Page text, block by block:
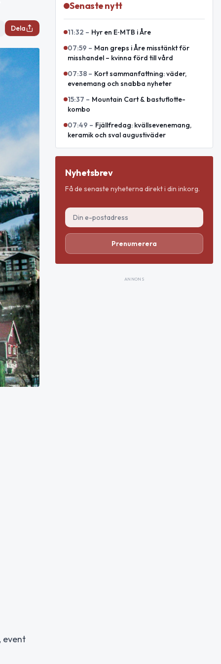
Dela
event
Senaste nytt
11:32 – Hyr en E‑MTB i Åre
07:59 – Man greps i Åre misstänkt för
misshandel – kvinna förd till vård
07:38 – Kort sammanfattning: väder,
evenemang och snabba nyheter
15:37 – Mountain Cart & bastuflotte-
kombo
07:49 – Fjällfredag: kvällsevenemang,
keramik och sval augustiväder
Nyhetsbrev
Få de senaste nyheterna direkt i din inkorg.
Prenumerera
ANNONS